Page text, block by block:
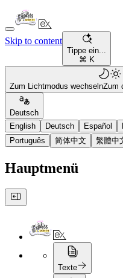
Skip to content
Tippe ein...
⌘ K
Zum Lichtmodus wechselnZum
Deutsch
English
Deutsch Español
Português
简体中文 繁體中
Hauptmenü
Texte